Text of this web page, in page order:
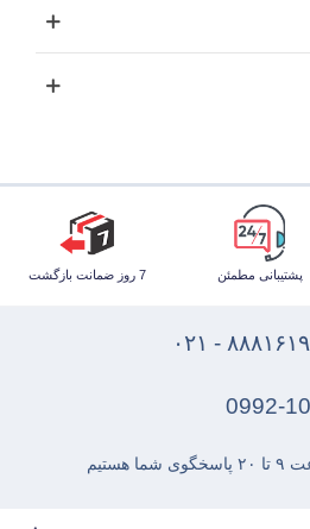
پشتیبانی مطمئن 7 روز ضمانت بازگشت
- ۰۲۱
0992-